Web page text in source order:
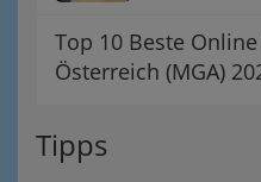
Top 10 Beste
Österreich (MGA)
Tipps